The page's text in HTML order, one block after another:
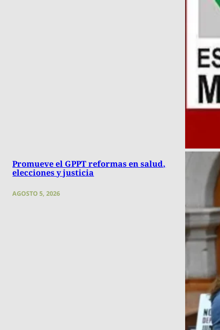
Promueve el GPPT reformas en salud,
elecciones y justicia
AGOSTO 5, 2026